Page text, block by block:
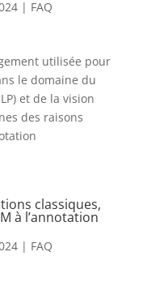
| FAQ
utilisée pour
le domaine du
et de la vision
des raisons
classiques,
à l’annotation
| FAQ